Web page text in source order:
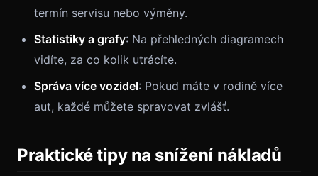
termín servisu nebo výměny.
Statistiky a grafy: Na přehledných diagramech
vidíte, za co kolik utrácíte.
Správa více vozidel: Pokud máte v rodině více
aut, každé můžete spravovat zvlášť.
Praktické tipy na snížení nákladů